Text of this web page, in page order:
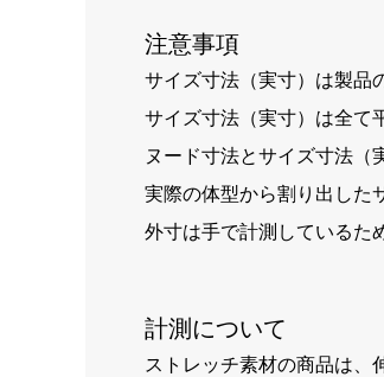
注意事項
サイズ寸法（実寸）は製品
サイズ寸法（実寸）は全て
ヌード寸法とサイズ寸法（
実際の体型から割り出した
外寸は手で計測しているた
計測について
ストレッチ素材の商品は、